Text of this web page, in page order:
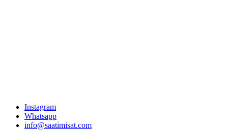
Instagram
Whatsapp
info@saatimisat.com